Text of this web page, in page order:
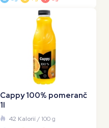
Cappy 100% pomeranč
1l
42 Kalorií/ 100 g